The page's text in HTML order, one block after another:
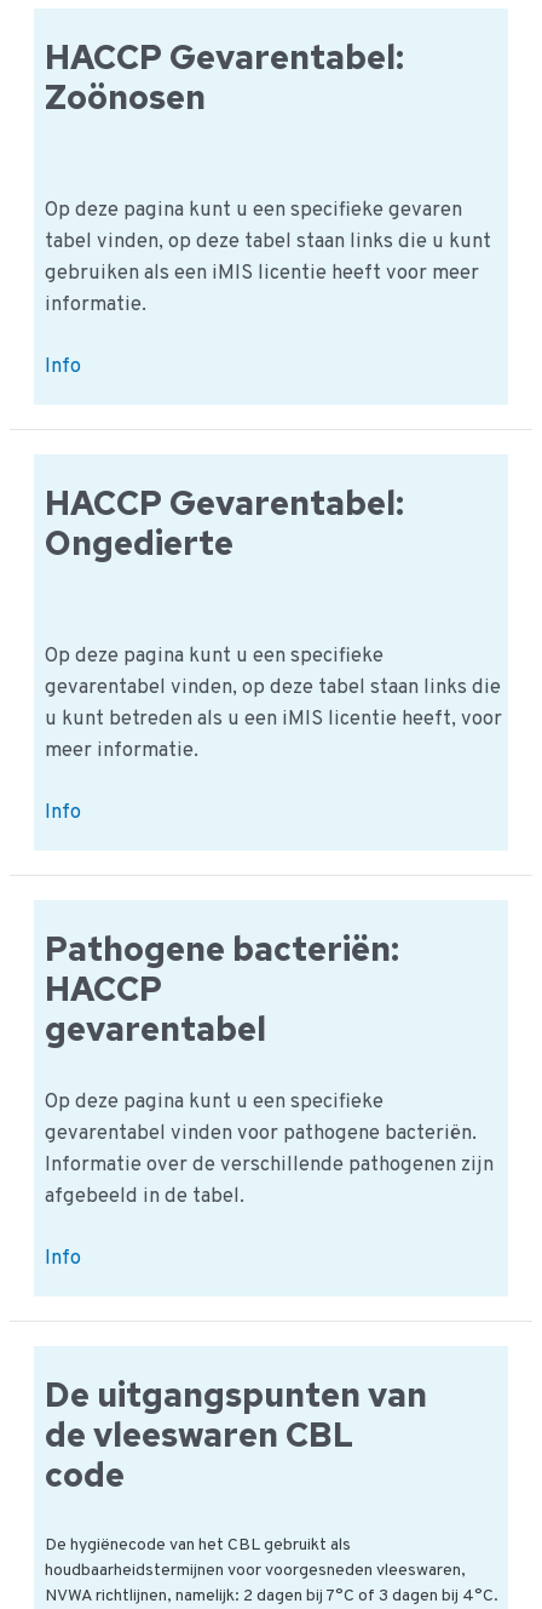
fruit
|
HACCP
Productgroep
HACCP Gevarentabel:
Zoönosen
Op deze pagina kunt u een specifieke gevaren
tabel vinden, op deze tabel staan links die u kunt
gebruiken als een iMIS licentie heeft voor meer
informatie.
HACCP
Zoönosen
Info
HACCP Gevarentabel:
Ongedierte
Op deze pagina kunt u een specifieke
gevarentabel vinden, op deze tabel staan links die
u kunt betreden als u een iMIS licentie heeft, voor
meer informatie.
HACCP
Ongedierte
Info
Pathogene bacteriën:
HACCP
gevarentabel
Op deze pagina kunt u een specifieke
gevarentabel vinden voor pathogene bacteriën.
Informatie over de verschillende pathogenen zijn
afgebeeld in de tabel.
Pathogene
HACCP
gevarentabel
Info
De uitgangspunten van
de vleeswaren CBL
code
De hygiënecode van het CBL gebruikt als
houdbaarheidstermijnen voor voorgesneden vleeswaren,
NVWA richtlijnen, namelijk: 2 dagen bij 7°C of 3 dagen bij 4°C.